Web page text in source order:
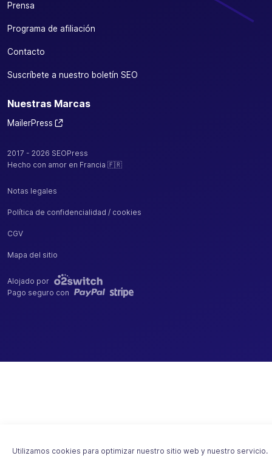
Utilizamos cookies para optimizar nuestro sitio web y nuestro servicio.
Prensa
Programa de afiliación
Contacto
Suscríbete a nuestro boletín SEO
Nuestras Marcas
MailerPress
2017 - 2026 SEOPress
Hecho con amor en Francia 🇫🇷
Notas legales
Política de confidencialidad / cookies
CGV
Mapa del sitio
Alojado por
Pago seguro con